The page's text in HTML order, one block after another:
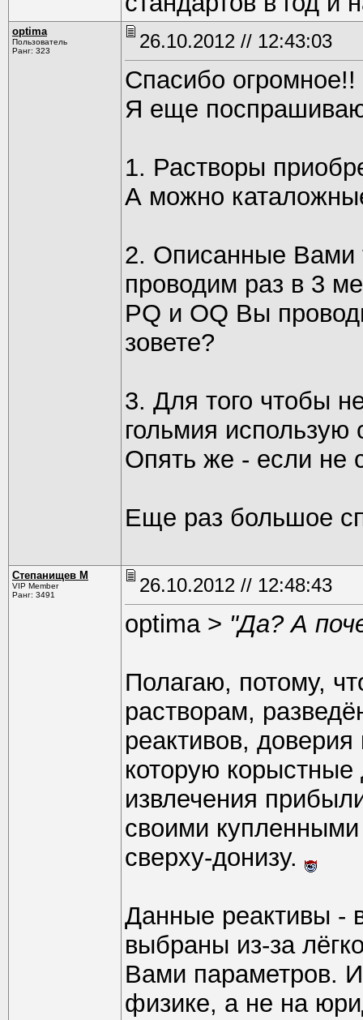
optima
Пользователь
Ранг: 323
26.10.2012 // 12:43:03
Спасибо огромное!!
Я еще
1. Растворы
А можно
2. Описанные Вами
проводим раз в 3
PQ и OQ Вы
зовете?
3. Для того чтобы
гольмия использую
Опять же - если не
Еще раз большое
Степанищев М
VIP Member
Ранг: 3491
26.10.2012 // 12:48:43
optima > "Да? А
Полагаю, потому,
растворам,
реактивов,
которую
извлечения
своими купленными
сверху-донизу.
Данные реактивы -
выбраны из-за
Вами параметров.
физике, а не на